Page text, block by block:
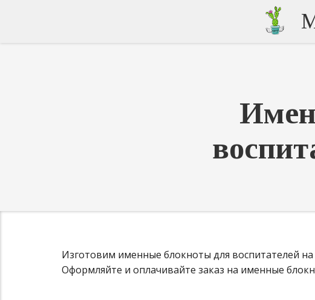
Изготовим именные блокноты для воспитателей
Оформляйте и оплачивайте заказ на именные